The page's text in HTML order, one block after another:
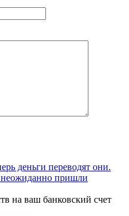
деньги переводят они.
неожиданно пришли
на ваш банковский счет